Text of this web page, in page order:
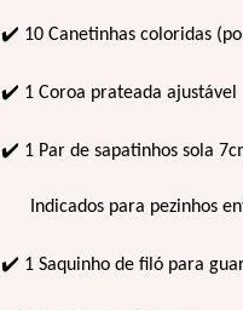
✔ 10 Canetinhas coloridas
✔ ️ 1 Coroa prateada ajustável
✔ 1 Par de sapatinhos sola
Indicados para pezinhos
✔ 1 Saquinho de filó para